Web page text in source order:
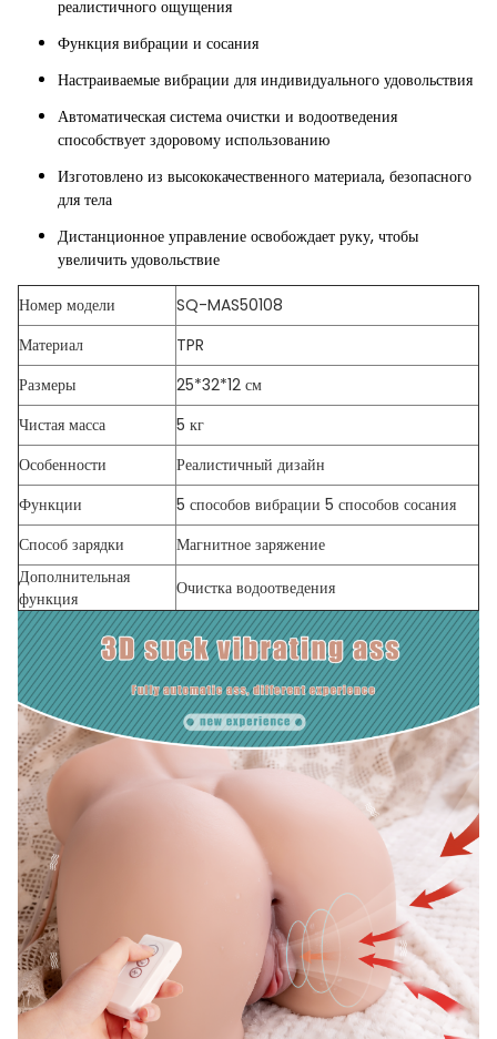
реалистичного ощущения
Функция вибрации и сосания
Настраиваемые вибрации для индивидуального удовольствия
Автоматическая система очистки и водоотведения
способствует здоровому использованию
Изготовлено из высококачественного материала, безопасного
для тела
Дистанционное управление освобождает руку, чтобы
увеличить удовольствие
Номер модели
SQ-MAS50108
Материал
TPR
Размеры
25*32*12 см
Чистая масса
5 кг
Особенности
Реалистичный дизайн
Функции
5 способов вибрации 5 способов сосания
Способ зарядки
Магнитное заряжение
Дополнительная
функция
Очистка водоотведения